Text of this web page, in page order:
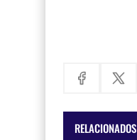
RELACIONADOS